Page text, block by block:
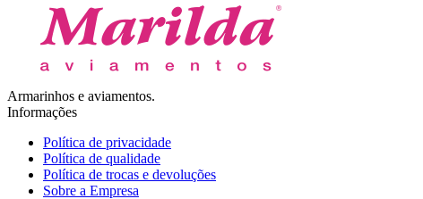
Armarinhos e aviamentos.
Informações
Política de privacidade
Política de qualidade
Política de trocas e devoluções
Sobre a Empresa